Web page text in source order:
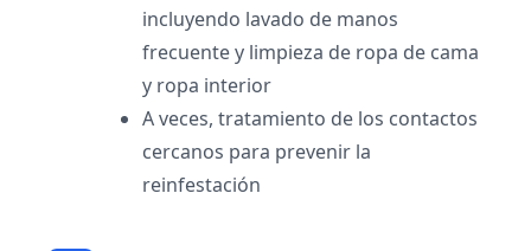
incluyendo lavado de manos
frecuente y limpieza de ropa de cama
y ropa interior
A veces, tratamiento de los contactos
cercanos para prevenir la
reinfestación